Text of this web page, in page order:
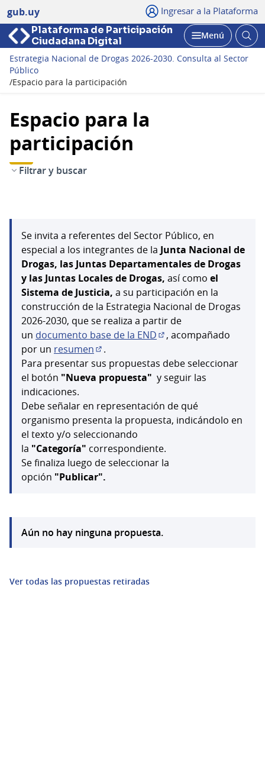
gub.uy Ingresar a la Plataforma
Plataforma de Participación
Ciudadana Digital
Abrir
Menú
Estrategia Nacional de Drogas 2026-2030. Consulta al Sector
Público
/Espacio para la participación
Espacio para la
participación
Filtrar y buscar
Se invita a referentes del Sector Público, en
especial a los integrantes de la Junta Nacional de
Drogas, las Juntas Departamentales de Drogas
y las Juntas Locales de Drogas, así como el
Sistema de Justicia, a su participación en la
construcción de la Estrategia Nacional de Drogas
2026-2030, que se realiza a partir de
un documento base de la END
(Abrir en una pestaña
, acompañado
por un resumen
(Abrir en una pestaña nueva)
.
Para presentar sus propuestas debe seleccionar
el botón "Nueva propuesta" y seguir las
indicaciones.
Debe señalar en representación de qué
organismo presenta la propuesta, indicándolo en
el texto y/o seleccionando
la "Categoría" correspondiente.
Se finaliza luego de seleccionar la
opción "Publicar".
Aún no hay ninguna propuesta.
Ver todas las propuestas retiradas